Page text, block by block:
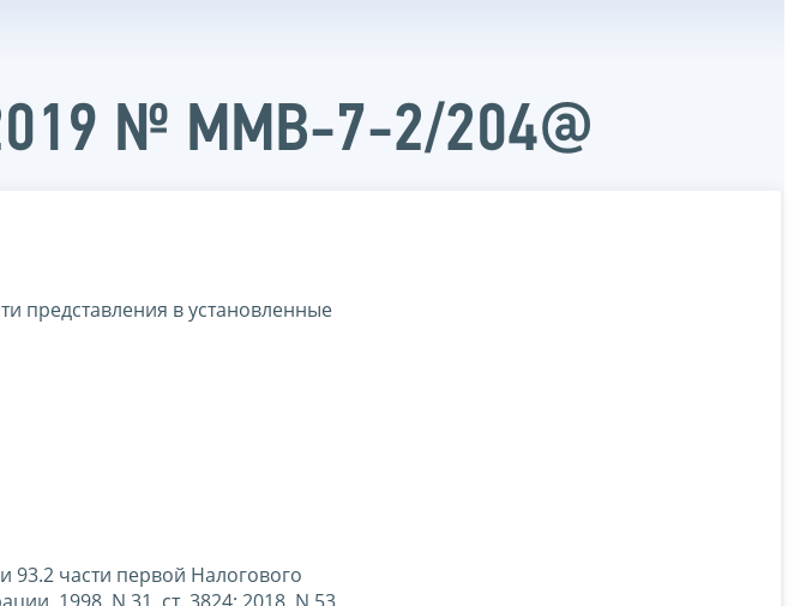
№ ММВ-7-2/204@
представления в установленные
93.2 части первой Налогового
1998, N 31, ст. 3824; 2018, N 53